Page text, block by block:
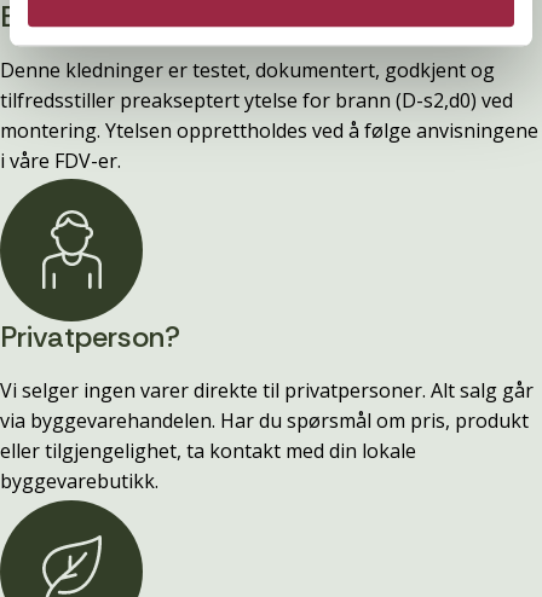
Branntestet
Denne kledninger er testet, dokumentert, godkjent og
tilfredsstiller preakseptert ytelse for brann (D-s2,d0) ved
montering. Ytelsen opprettholdes ved å følge anvisningene
i våre FDV-er.
Privatperson?
Vi selger ingen varer direkte til privatpersoner. Alt salg går
via byggevarehandelen. Har du spørsmål om pris, produkt
eller tilgjengelighet, ta kontakt med din lokale
byggevarebutikk.